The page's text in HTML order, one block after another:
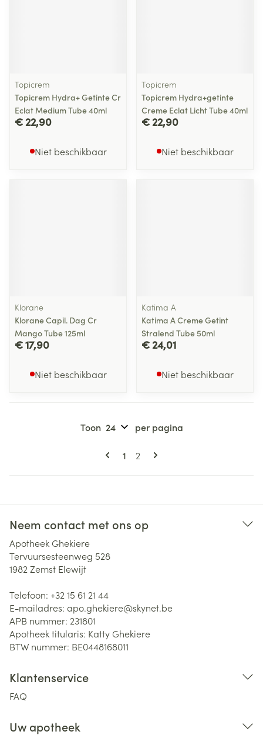
Topicrem
Topicrem Hydra+ Getinte Cr
Eclat Medium Tube 40ml
€ 22,90
Niet beschikbaar
Topicrem
Topicrem Hydra+getinte
Creme Eclat Licht Tube 40ml
€ 22,90
Niet beschikbaar
Klorane
Klorane Capil. Dag Cr
Mango Tube 125ml
€ 17,90
Niet beschikbaar
Katima A
Katima A Creme Getint
Stralend Tube 50ml
€ 24,01
Niet beschikbaar
Pagina's
U lees momenteel pagina
1 Pagina
2
Toon per pagina
Neem contact met ons op
Apotheek Ghekiere
Tervuursesteenweg 528
1982 Zemst Elewijt
Telefoon: +32 15 61 21 44
E-mailadres: apo.ghekiere@skynet.be
APB nummer: 231801
Apotheek titularis: Katty Ghekiere
BTW nummer: BE0448168011
Klantenservice
FAQ
Uw apotheek